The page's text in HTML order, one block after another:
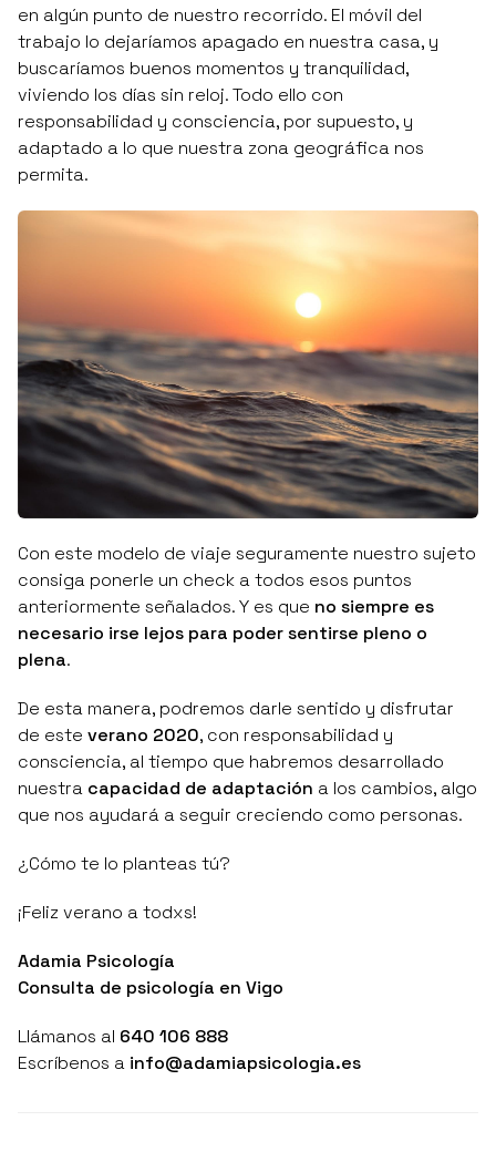
en algún punto de nuestro recorrido. El móvil del
trabajo lo dejaríamos apagado en nuestra casa, y
buscaríamos buenos momentos y tranquilidad,
viviendo los días sin reloj. Todo ello con
responsabilidad y consciencia, por supuesto, y
adaptado a lo que nuestra zona geográfica nos
permita.
Con este modelo de viaje seguramente nuestro sujeto
consiga ponerle un check a todos esos puntos
anteriormente señalados. Y es que no siempre es
necesario irse lejos para poder sentirse pleno o
plena.
De esta manera, podremos darle sentido y disfrutar
de este verano 2020, con responsabilidad y
consciencia, al tiempo que habremos desarrollado
nuestra capacidad de adaptación a los cambios, algo
que nos ayudará a seguir creciendo como personas.
¿Cómo te lo planteas tú?
¡Feliz verano a todxs!
Adamia Psicología
Consulta de psicología en Vigo
Llámanos al 640 106 888
Escríbenos a info@adamiapsicologia.es